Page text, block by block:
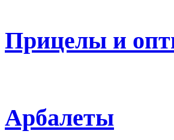
Прицелы и
Арбалеты